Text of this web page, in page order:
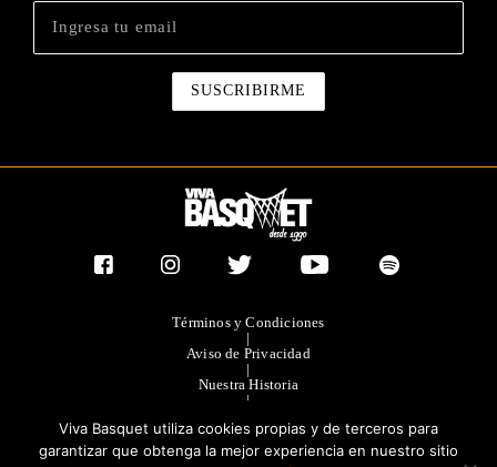
Términos y Condiciones
|
Aviso de Privacidad
|
Nuestra Historia
|
|
Publicidad
Viva Basquet utiliza cookies propias y de terceros para
garantizar que obtenga la mejor experiencia en nuestro sitio